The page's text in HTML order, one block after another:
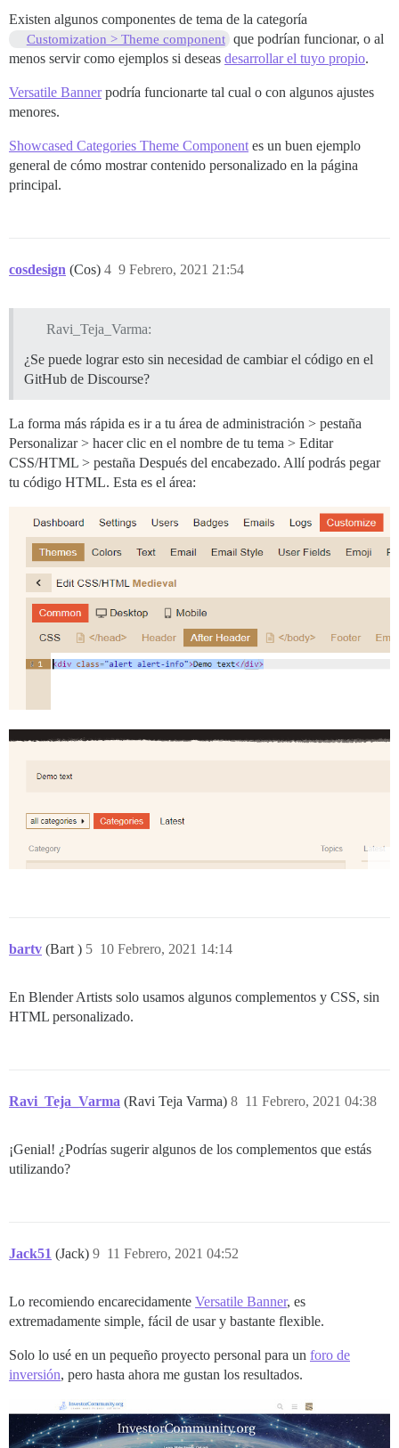
Existen algunos componentes de tema de la categoría
Customization > Theme component que podrían funcionar, o al
menos servir como ejemplos si deseas desarrollar el tuyo propio.
Versatile Bannerpodría funcionarte tal cual o con algunos ajustes
menores.
Showcased Categories Theme Component es un buen ejemplo
general de cómo mostrar contenido personalizado en la página
principal.
cosdesign (Cos) 9 Febrero, 2021 21:54
4
Ravi_Teja_Varma:
¿Se puede lograr esto sin necesidad de cambiar el código en el
GitHub de Discourse?
La forma más rápida es ir a tu área de administración > pestaña
Personalizar > hacer clic en el nombre de tu tema > Editar
CSS/HTML > pestaña Después del encabezado. Allí podrás pegar
tu código HTML. Esta es el área:
bartv (Bart ) 10 Febrero, 2021 14:14
5
En Blender Artists solo usamos algunos complementos y CSS, sin
HTML personalizado.
Ravi_Teja_Varma (Ravi Teja Varma) 11 Febrero, 2021 04:38
8
¡Genial! ¿Podrías sugerir algunos de los complementos que estás
utilizando?
Jack51 (Jack) 11 Febrero, 2021 04:52
9
Lo recomiendo encarecidamente Versatile Banner, es
extremadamente simple, fácil de usar y bastante flexible.
Solo lo usé en un pequeño proyecto personal para un foro de
inversión, pero hasta ahora me gustan los resultados.